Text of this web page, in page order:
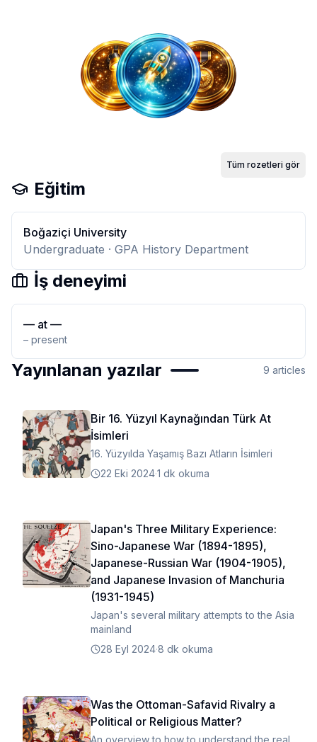
Tüm rozetleri gör
Eğitim
Boğaziçi University
Undergraduate · GPA History Department
İş deneyimi
— at —
– present
Yayınlanan yazılar 9 articles
Bir 16. Yüzyıl Kaynağından Türk At
İsimleri
16. Yüzyılda Yaşamış Bazı Atların İsimleri
22 Eki 2024·1 dk okuma
Japan's Three Military Experience:
Sino-Japanese War (1894-1895),
Japanese-Russian War (1904-1905),
and Japanese Invasion of Manchuria
(1931-1945)
Japan's several military attempts to the Asia
mainland
28 Eyl 2024·8 dk okuma
Was the Ottoman-Safavid Rivalry a
Political or Religious Matter?
An overview to how to understand the real